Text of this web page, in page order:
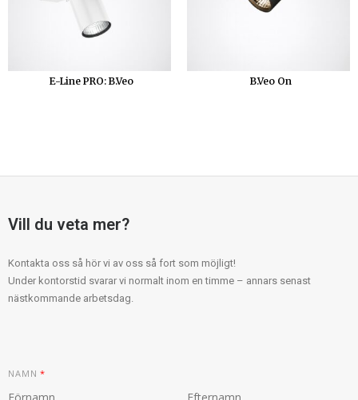
E-Line PRO: B.Veo B.Veo On
Vill du veta mer?
Kontakta oss så hör vi av oss så fort som möjligt!
Under kontorstid svarar vi normalt inom en timme – annars senast
nästkommande arbetsdag.
NAMN*